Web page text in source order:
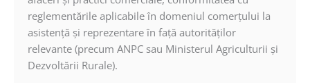
reglementările aplicabile în domeniul comerţului la
asistenţă şi reprezentare în faţă autorităţilor
relevante (precum ANPC sau Ministerul Agriculturii şi
Dezvoltării Rurale).